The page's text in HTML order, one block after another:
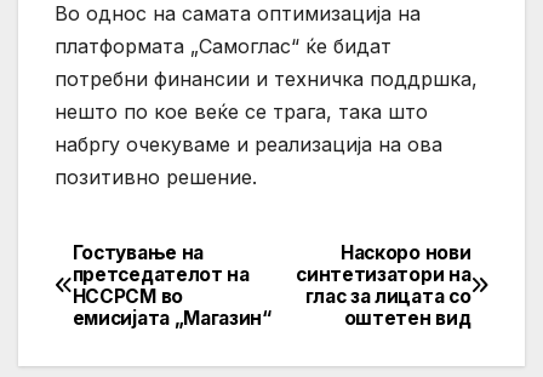
Во однос на самата оптимизација на
платформата „Самоглас“ ќе бидат
потребни финансии и техничка поддршка,
нешто по кое веќе се трага, така што
набргу очекуваме и реализација на ова
позитивно решение.
Post
navigation
Наскоро нови
синтетизатори на
глас за лицата со
оштетен вид
Гостување на
претседателот на
НССРСМ во
емисијата „Магазин“